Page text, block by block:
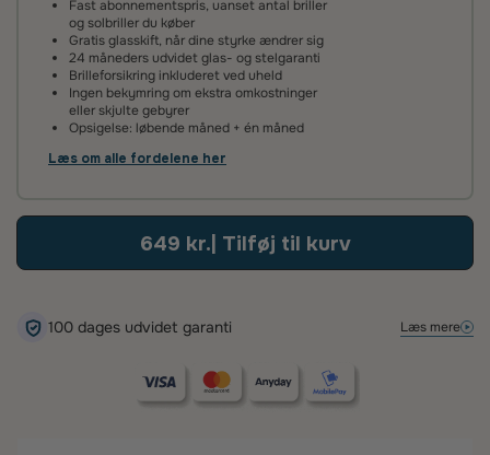
Fast abonnementspris, uanset antal briller
og solbriller du køber
Gratis glasskift, når dine styrke ændrer sig
24 måneders udvidet glas- og stelgaranti
Brilleforsikring inkluderet ved uheld
Ingen bekymring om ekstra omkostninger
eller skjulte gebyrer
Opsigelse: løbende måned + én måned
Læs om alle fordelene her
649 kr. | Tilføj til kurv
100 dages udvidet garanti Læs mere
100 dages tilfredshedsgaranti
Det kan tage lidt tid at vænne sig til nye brilleglas – især hvis
de har en ny styrke eller er flerstyrke med glidende
100 dage – så finder vi en løsning, der sikrer, at du bliver glad.
betyder, at hvis glassene ikke lever op til vores høje
standarder, reparerer eller udskifter vi dem helt uden
beregning.